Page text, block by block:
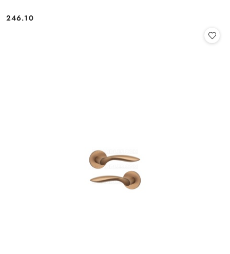
Cena:
246.10